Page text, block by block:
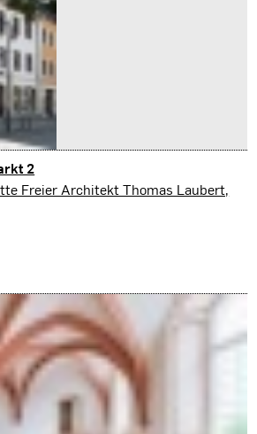
2
Freier Architekt Thomas Laubert,